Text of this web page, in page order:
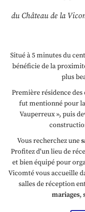
du Château de la
Situé à 5 minutes du
bénéficie de la
plus
Première résidence
fut mentionné pour
Vauperreux », puis
Vous recherchez une
Profitez d'un lieu de
et bien équipé pour
Vicomté vous accueille
salles de réception
mariages,